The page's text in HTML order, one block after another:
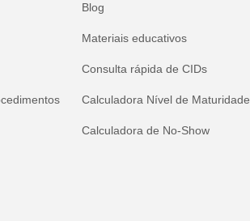
Blog
Materiais educativos
Consulta rápida de CIDs
Calculadora Nível de Maturidade
Calculadora de No-Show